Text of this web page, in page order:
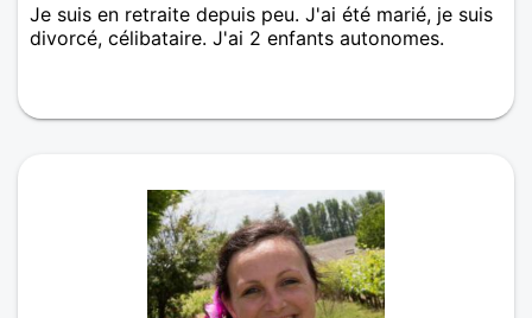
Je suis en retraite depuis peu. J'ai été marié, je suis
divorcé, célibataire. J'ai 2 enfants autonomes.